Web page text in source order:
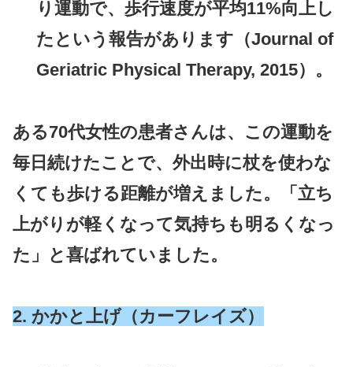
り運動で、歩行速度が平均11%向上し
たという報告があります（Journal of
Geriatric Physical Therapy, 2015）。
ある70代女性の患者さんは、この運動を
毎日続けたことで、外出時に杖を使わな
くても歩ける距離が増えました。「立ち
上がりが軽くなって気持ちも明るくなっ
た」と喜ばれていました。
2. かかと上げ（カーフレイズ）